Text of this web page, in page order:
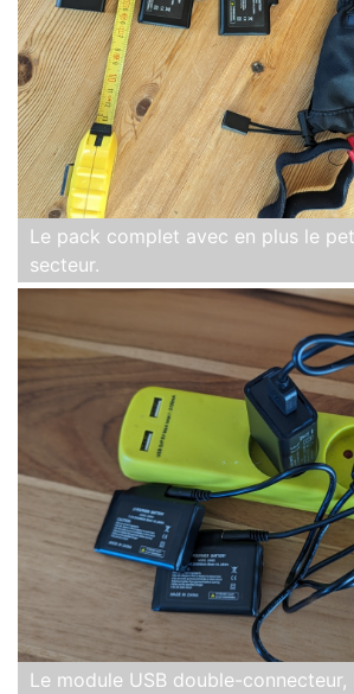
Le pack complet avec en plus le
secteur.
Le module USB double-connecteur,